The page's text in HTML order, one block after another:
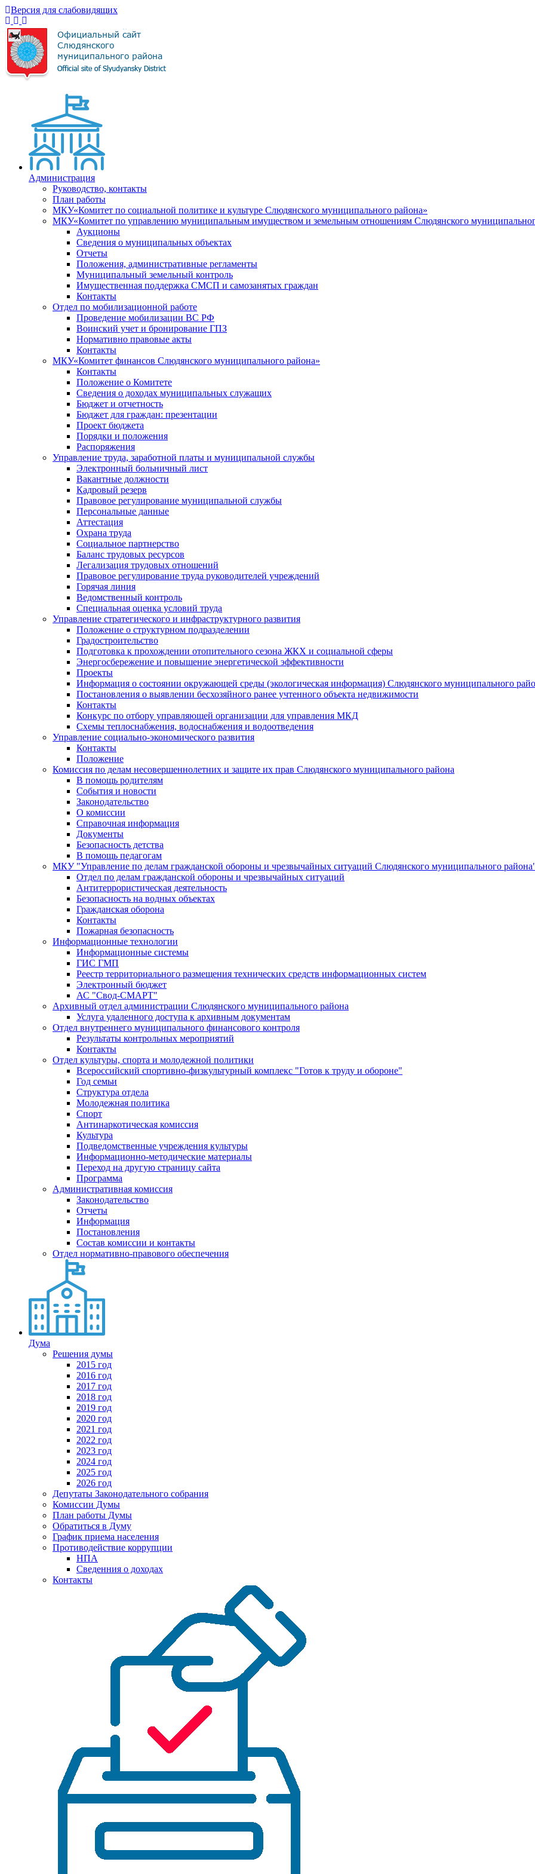
Версия для слабовидящих
Администрация
Руководство, контакты
План работы
МКУ«Комитет по социальной политике и культуре Слюдянского муниципального района»
МКУ«Комитет по управлению муниципальным имуществом и земельным отношениям Слюдянского
Аукционы
Сведения о муниципальных объектах
Отчеты
Положения, административные регламенты
Муниципальный земельный контроль
Имущественная поддержка СМСП и самозанятых граждан
Контакты
Отдел по мобилизационной работе
Проведение мобилизации ВС РФ
Воинский учет и бронирование ГПЗ
Нормативно правовые акты
Контакты
МКУ«Комитет финансов Слюдянского муниципального района»
Контакты
Положение о Комитете
Сведения о доходах муниципальных служащих
Бюджет и отчетность
Бюджет для граждан: презентации
Проект бюджета
Порядки и положения
Распоряжения
Управление труда, заработной платы и муниципальной службы
Электронный больничный лист
Вакантные должности
Кадровый резерв
Правовое регулирование муниципальной службы
Персональные данные
Аттестация
Охрана труда
Социальное партнерство
Баланс трудовых ресурсов
Легализация трудовых отношений
Правовое регулирование труда руководителей учреждений
Горячая линия
Ведомственный контроль
Специальная оценка условий труда
Управление стратегического и инфраструктурного развития
Положение о структурном подразделении
Градостроительство
Подготовка к прохождении отопительного сезона ЖКХ и социальной сферы
Энергосбережение и повышение энергетической эффективности
Проекты
Информация о состоянии окружающей среды (экологическая информация) Слюдянского муниципального
Постановления о выявлении бесхозяйного ранее учтенного объекта недвижимости
Контакты
Конкурс по отбору управляющей организации для управления МКД
Схемы теплоснабжения, водоснабжения и водоотведения
Управление социально-экономического развития
Контакты
Положение
Комиссия по делам несовершеннолетних и защите их прав Слюдянского муниципального района
В помощь родителям
События и новости
Законодательство
О комиссии
Справочная информация
Документы
Безопасность детства
В помощь педагогам
МКУ "Управление по делам гражданской обороны и чрезвычайных ситуаций Слюдянского муниципального
Отдел по делам гражданской обороны и чрезвычайных ситуаций
Антитеррористическая деятельность
Безопасность на водных объектах
Гражданская оборона
Контакты
Пожарная безопасность
Информационные технологии
Информационные системы
ГИС ГМП
Реестр территориального размещения технических средств информационных систем
Электронный бюджет
АС "Свод-СМАРТ"
Архивный отдел администрации Слюдянского муниципального района
Услуга удаленного доступа к архивным документам
Отдел внутреннего муниципального финансового контроля
Результаты контрольных мероприятий
Контакты
Отдел культуры, спорта и молодежной политики
Всероссийский спортивно-физкультурный комплекс "Готов к труду и обороне"
Год семьи
Структура отдела
Молодежная политика
Спорт
Антинаркотическая комиссия
Культура
Подведомственные учреждения культуры
Информационно-методические материалы
Переход на другую страницу сайта
Программа
Административная комиссия
Законодательство
Отчеты
Информация
Постановления
Состав комиссии и контакты
Отдел нормативно-правового обеспечения
Дума
Решения думы
2015 год
2016 год
2017 год
2018 год
2019 год
2020 год
2021 год
2022 год
2023 год
2024 год
2025 год
2026 год
Депутаты Законодательного собрания
Комиссии Думы
План работы Думы
Обратиться в Думу
График приема населения
Противодействие коррупции
НПА
Сведенния о доходах
Контакты